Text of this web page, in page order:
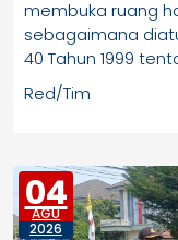
membuka ruang
sebagaimana
40 Tahun 1999
Red/Tim
04
AGU
2026